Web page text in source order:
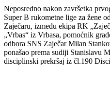
Neposredno nakon završetka
Super B rukometne lige za žene
Zaječaru, između ekipa RK
„Vrbas“ iz Vrbasa, pomoćnik
odbora SNS Zaječar Milan
ponašao prema sudiji Stanislavu
disciplinski prekršaj iz čl.190